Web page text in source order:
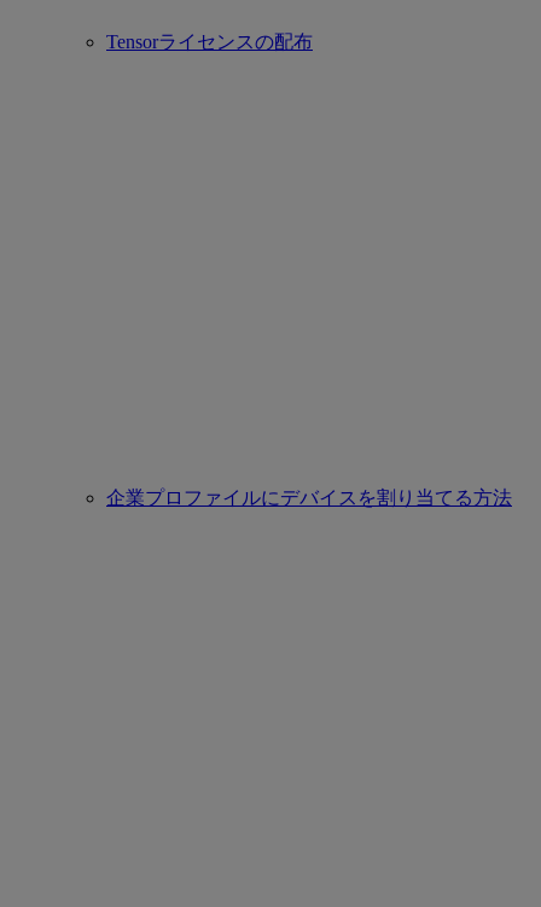
Tensorライセンスの配布
企業プロファイルにデバイスを割り当てる方法